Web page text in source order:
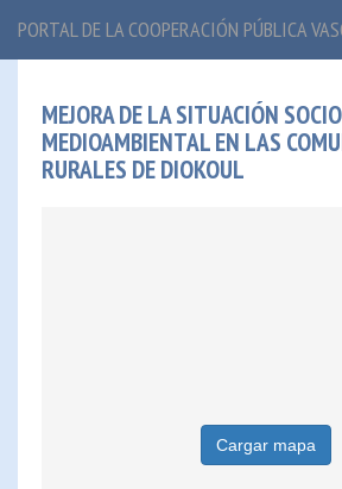
PORTAL DE LA COOPERACIÓN PÚBLICA
MEJORA DE LA SITUACIÓN
MEDIOAMBIENTAL EN LAS
RURALES DE DIOKOUL
Cargar mapa